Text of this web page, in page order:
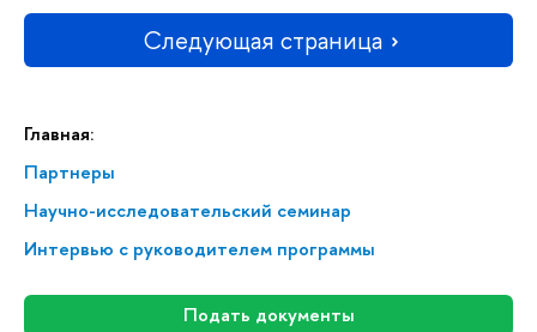
Главная:
Партнеры
Научно-исследовательский семинар
Интервью с руководителем программы
Подать документы
Следующая страница